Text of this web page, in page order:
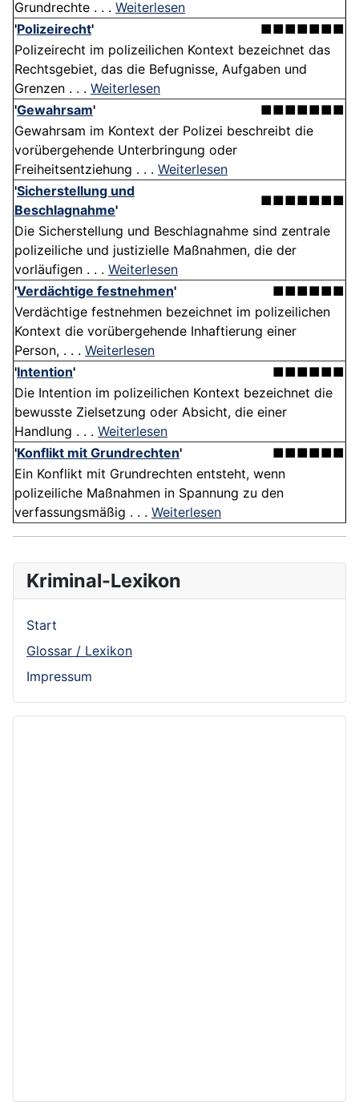
Grundrechte . . . Weiterlesen
'Polizeirecht'
■■■■■■■
Polizeirecht im polizeilichen Kontext bezeichnet das
Rechtsgebiet, das die Befugnisse, Aufgaben und
Grenzen . . . Weiterlesen
'Gewahrsam'
■■■■■■■
Gewahrsam im Kontext der Polizei beschreibt die
vorübergehende Unterbringung oder
Freiheitsentziehung . . . Weiterlesen
'Sicherstellung und
Beschlagnahme'
■■■■■■■
Die Sicherstellung und Beschlagnahme sind zentrale
polizeiliche und justizielle Maßnahmen, die der
vorläufigen . . . Weiterlesen
'Verdächtige festnehmen'
■■■■■■
Verdächtige festnehmen bezeichnet im polizeilichen
Kontext die vorübergehende Inhaftierung einer
Person, . . . Weiterlesen
'Intention'
■■■■■■
Die Intention im polizeilichen Kontext bezeichnet die
bewusste Zielsetzung oder Absicht, die einer
Handlung . . . Weiterlesen
'Konflikt mit Grundrechten'
■■■■■■
Ein Konflikt mit Grundrechten entsteht, wenn
polizeiliche Maßnahmen in Spannung zu den
verfassungsmäßig . . . Weiterlesen
Kriminal-Lexikon
Start
Glossar / Lexikon
Impressum